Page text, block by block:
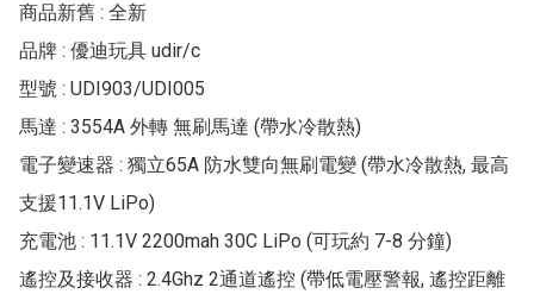
商品新舊 : 全新
品牌 : 優迪玩具 udir/c
型號 : UDI903/UDI005
馬達 : 3554A 外轉 無刷馬達 (帶水冷散熱)
電子變速器 : 獨立65A 防水雙向無刷電變 (帶水冷散熱, 最高
支援11.1V LiPo)
充電池 : 11.1V 2200mah 30C LiPo (可玩約 7-8 分鐘)
遙控及接收器 : 2.4Ghz 2通道遙控 (帶低電壓警報, 遙控距離